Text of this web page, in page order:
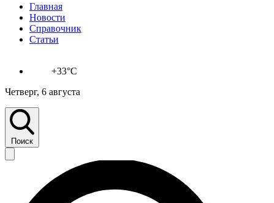
Главная
Новости
Справочник
Статьи
+33°C
Четверг, 6 августа
Поиск